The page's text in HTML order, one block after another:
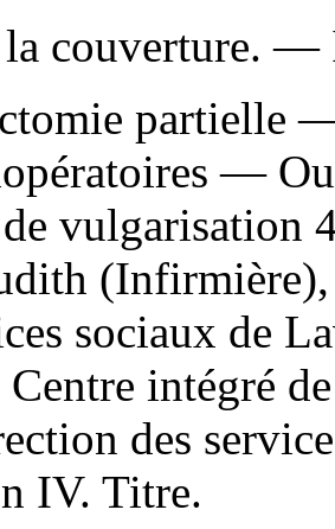
couverture. —
partielle
—
vulgarisation
sociaux de
intégré de
des
IV. Titre.